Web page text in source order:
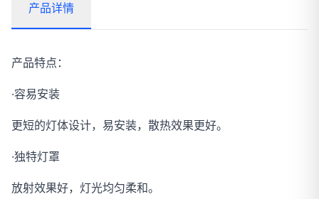
产品详情
产品特点：
·容易安装
更短的灯体设计，易安装，散热效果更好。
·独特灯罩
放射效果好，灯光均匀柔和。